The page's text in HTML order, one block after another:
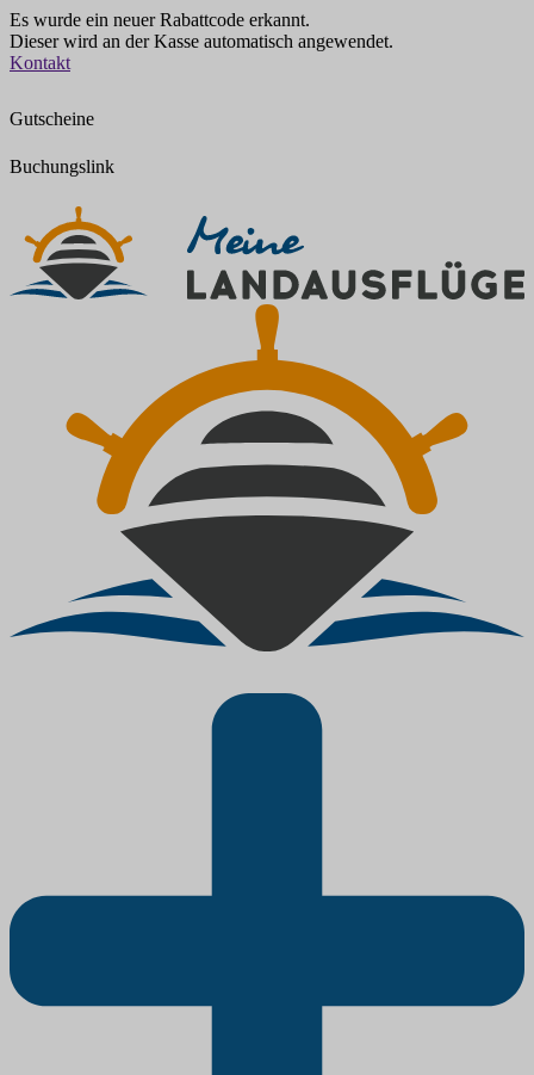
Es wurde ein neuer Rabattcode erkannt.
Dieser wird an der Kasse automatisch angewendet.
Zum
Kontakt
Gutscheine
Buchungslink